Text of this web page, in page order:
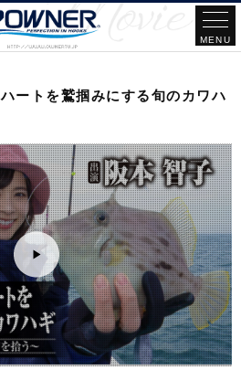
ートを鷲掴みにする旬のカワハ